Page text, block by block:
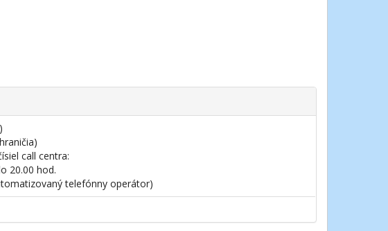
call centra:
20.00 hod.
telefónny operátor)